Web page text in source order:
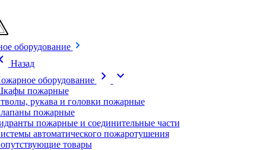
оборудование
Назад
оборудование
chevron_right expand_more
пожарные
рукава и головки пожарные
пожарные
пожарные и соединительные части
автоматического пожаротушения
товары